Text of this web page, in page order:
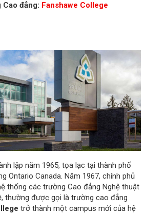
đẳng: Fanshawe College
lập năm 1965, tọa lạc tại thành phố
Ontario Canada. Năm 1967, chính phủ
thống các trường Cao đẳng Nghệ thuật
thường được gọi là trường cao đẳng
trở thành một campus mới của hệ